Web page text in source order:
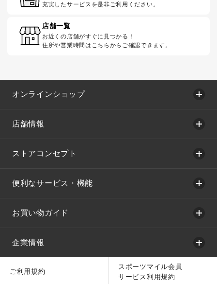
充実したサービスを是非ご利用ください。
店舗一覧
お近くの店舗がすぐに見つかる！
住所や営業時間はこちらからご確認できます。
オンラインショップ
店舗情報
ストアコンセプト
便利なサービス・機能
お買い物ガイド
企業情報
ご利用規約
スポーツマイル会員
サービス利用規約